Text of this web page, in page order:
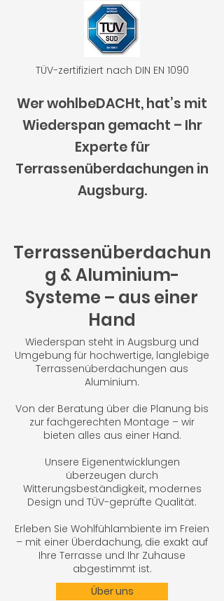
TÜV-zertifiziert nach DIN EN 1090
Wer wohlbeDACHt, hat’s mit
Wiederspan gemacht – Ihr
Experte für
Terrassenüberdachungen in
Augsburg.
Terrassenüberdachun
g & Aluminium-
Systeme – aus einer
Hand
Wiederspan steht in Augsburg und
Umgebung für hochwertige, langlebige
Terrassenüberdachungen aus
Aluminium.
Von der Beratung über die Planung bis
zur fachgerechten Montage – wir
bieten alles aus einer Hand.
Unsere Eigenentwicklungen
überzeugen durch
Witterungsbeständigkeit, modernes
Design und TÜV-geprüfte Qualität.
Erleben Sie Wohlfühlambiente im Freien
– mit einer Überdachung, die exakt auf
Ihre Terrasse und Ihr Zuhause
abgestimmt ist.
Über uns